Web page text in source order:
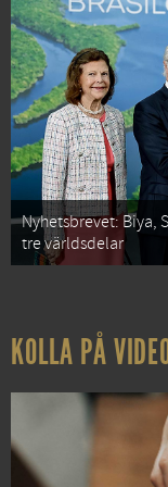
Nyhetsbrevet: Biya,
tre världsdelar
KOLLA PÅ